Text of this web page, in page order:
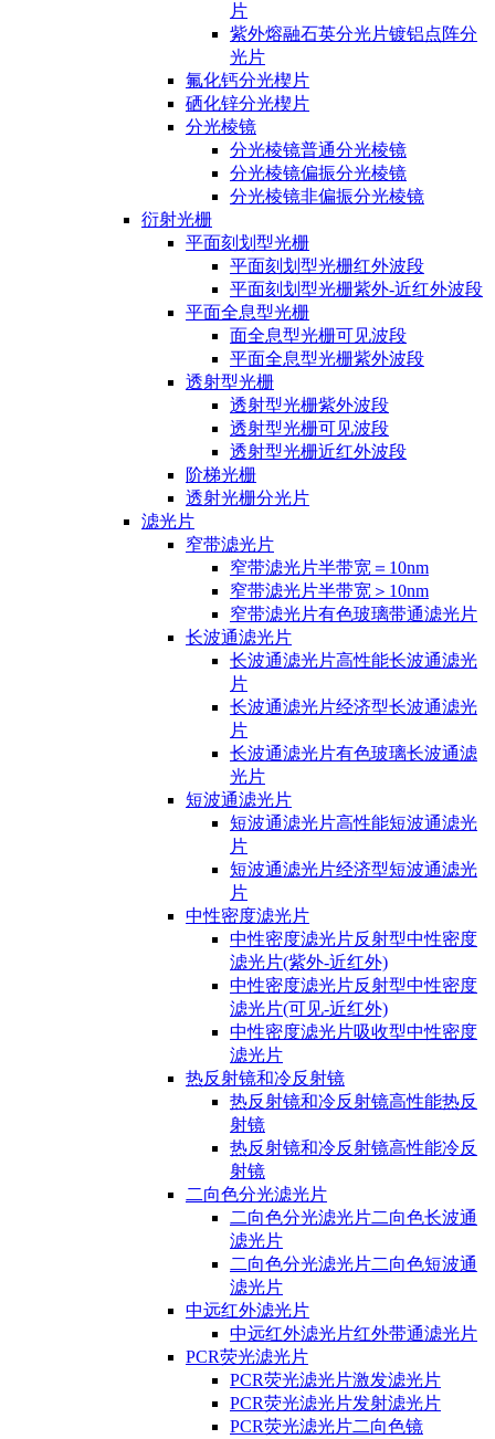
片
紫外熔融石英分光片镀铝点阵分
光片
氟化钙分光楔片
硒化锌分光楔片
分光棱镜
分光棱镜普通分光棱镜
分光棱镜偏振分光棱镜
分光棱镜非偏振分光棱镜
衍射光栅
平面刻划型光栅
平面刻划型光栅红外波段
平面刻划型光栅紫外-近红外波段
平面全息型光栅
面全息型光栅可见波段
平面全息型光栅紫外波段
透射型光栅
透射型光栅紫外波段
透射型光栅可见波段
透射型光栅近红外波段
阶梯光栅
透射光栅分光片
滤光片
窄带滤光片
窄带滤光片半带宽＝10nm
窄带滤光片半带宽＞10nm
窄带滤光片有色玻璃带通滤光片
长波通滤光片
长波通滤光片高性能长波通滤光
片
长波通滤光片经济型长波通滤光
片
长波通滤光片有色玻璃长波通滤
光片
短波通滤光片
短波通滤光片高性能短波通滤光
片
短波通滤光片经济型短波通滤光
片
中性密度滤光片
中性密度滤光片反射型中性密度
滤光片(紫外-近红外)
中性密度滤光片反射型中性密度
滤光片(可见-近红外)
中性密度滤光片吸收型中性密度
滤光片
热反射镜和冷反射镜
热反射镜和冷反射镜高性能热反
射镜
热反射镜和冷反射镜高性能冷反
射镜
二向色分光滤光片
二向色分光滤光片二向色长波通
滤光片
二向色分光滤光片二向色短波通
滤光片
中远红外滤光片
中远红外滤光片红外带通滤光片
PCR荧光滤光片
PCR荧光滤光片激发滤光片
PCR荧光滤光片发射滤光片
PCR荧光滤光片二向色镜